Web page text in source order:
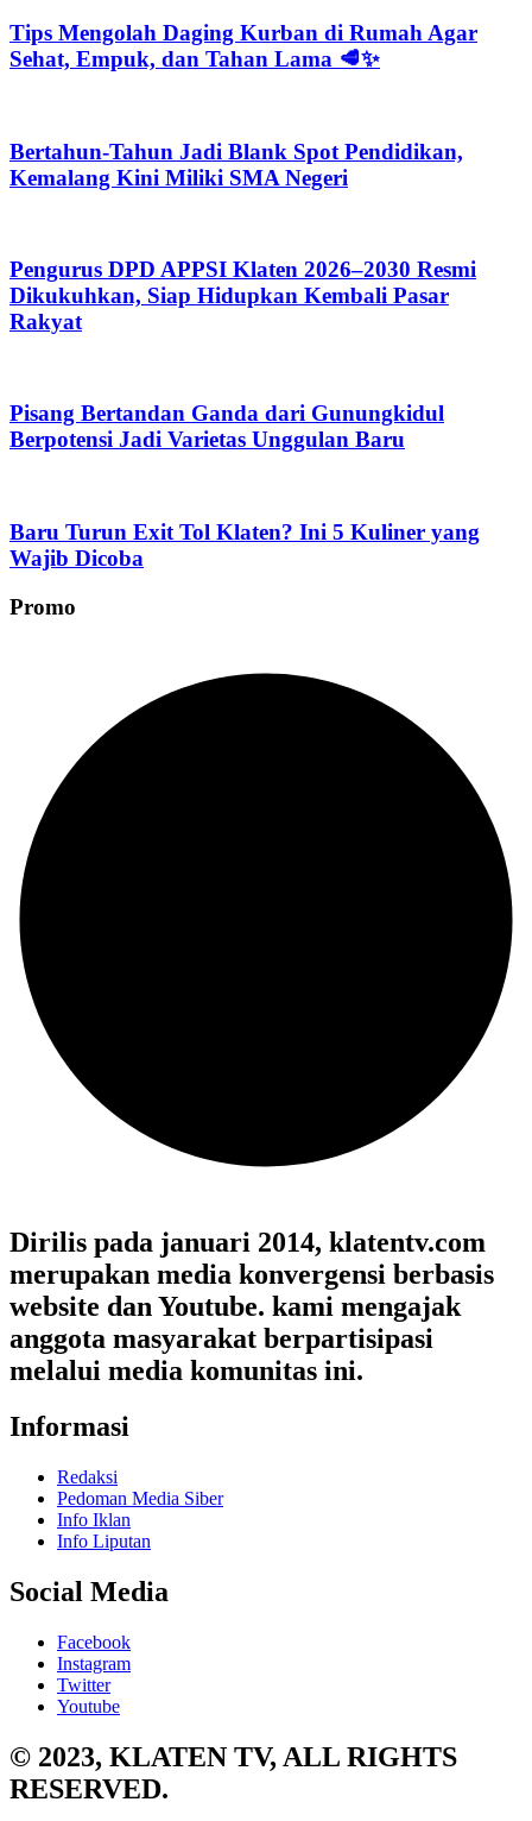
Tips Mengolah Daging Kurban di Rumah Agar
Sehat, Empuk, dan Tahan Lama 🥩✨
Bertahun-Tahun Jadi Blank Spot Pendidikan,
Kemalang Kini Miliki SMA Negeri
Pengurus DPD APPSI Klaten 2026–2030 Resmi
Dikukuhkan, Siap Hidupkan Kembali Pasar
Rakyat
Pisang Bertandan Ganda dari Gunungkidul
Berpotensi Jadi Varietas Unggulan Baru
Baru Turun Exit Tol Klaten? Ini 5 Kuliner yang
Wajib Dicoba
Promo
Dirilis pada januari 2014, klatentv.com
merupakan media konvergensi berbasis
website dan Youtube. kami mengajak
anggota masyarakat berpartisipasi
melalui media komunitas ini.
Informasi
Redaksi
Pedoman Media Siber
Info Iklan
Info Liputan
Social Media
Facebook
Instagram
Twitter
Youtube
© 2023, KLATEN TV, ALL RIGHTS
RESERVED.